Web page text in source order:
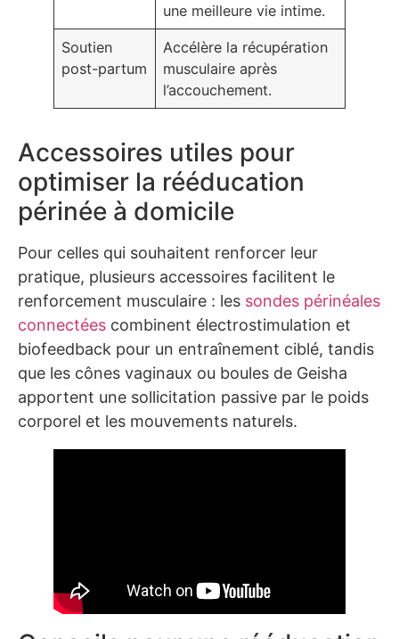
une meilleure vie intime.
Soutien
post-partum
Accélère la récupération
musculaire après
l’accouchement.
Accessoires utiles pour
optimiser la rééducation
périnée à domicile
Pour celles qui souhaitent renforcer leur
pratique, plusieurs accessoires facilitent le
renforcement musculaire : les sondes périnéales
connectées combinent électrostimulation et
biofeedback pour un entraînement ciblé, tandis
que les cônes vaginaux ou boules de Geisha
apportent une sollicitation passive par le poids
corporel et les mouvements naturels.